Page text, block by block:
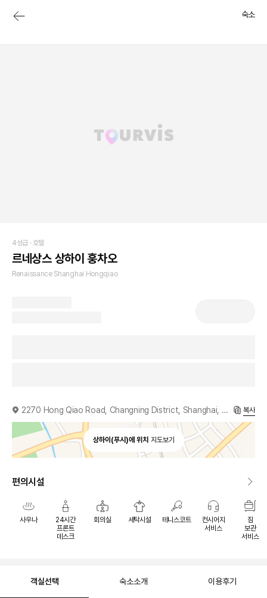
숙소
4성급 · 호텔
르네상스 상하이 훙차오
Renaissance Shanghai Hongqiao
2270 Hong Qiao Road, Changning District, Shanghai, 200336, CN 복사
상하이(푸시)에 위치 지도보기
편의시설
사우나
24시간
프론트
데스크
회의실 세탁시설 테니스코트
컨시어지
서비스
짐
보관
서비스
객실선택 숙소소개 이용후기